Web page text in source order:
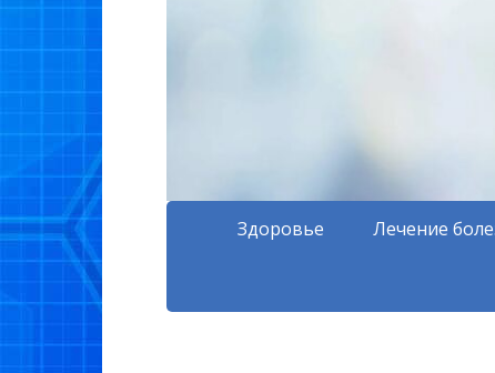
Здоровье Лечение